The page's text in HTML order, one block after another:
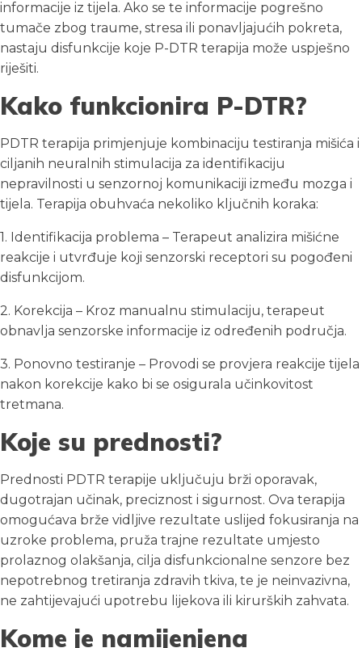
informacije iz tijela. Ako se te informacije pogrešno
tumače zbog traume, stresa ili ponavljajućih pokreta,
nastaju disfunkcije koje P-DTR terapija može uspješno
riješiti.
Kako funkcionira P-DTR?
PDTR terapija primjenjuje kombinaciju testiranja mišića i
ciljanih neuralnih stimulacija za identifikaciju
nepravilnosti u senzornoj komunikaciji između mozga i
tijela. Terapija obuhvaća nekoliko ključnih koraka:
1. Identifikacija problema – Terapeut analizira mišićne
reakcije i utvrđuje koji senzorski receptori su pogođeni
disfunkcijom.
2. Korekcija – Kroz manualnu stimulaciju, terapeut
obnavlja senzorske informacije iz određenih područja.
3. Ponovno testiranje – Provodi se provjera reakcije tijela
nakon korekcije kako bi se osigurala učinkovitost
tretmana.
Koje su prednosti?
Prednosti PDTR terapije uključuju brži oporavak,
dugotrajan učinak, preciznost i sigurnost. Ova terapija
omogućava brže vidljive rezultate uslijed fokusiranja na
uzroke problema, pruža trajne rezultate umjesto
prolaznog olakšanja, cilja disfunkcionalne senzore bez
nepotrebnog tretiranja zdravih tkiva, te je neinvazivna,
ne zahtijevajući upotrebu lijekova ili kirurških zahvata.
Kome je namijenjena